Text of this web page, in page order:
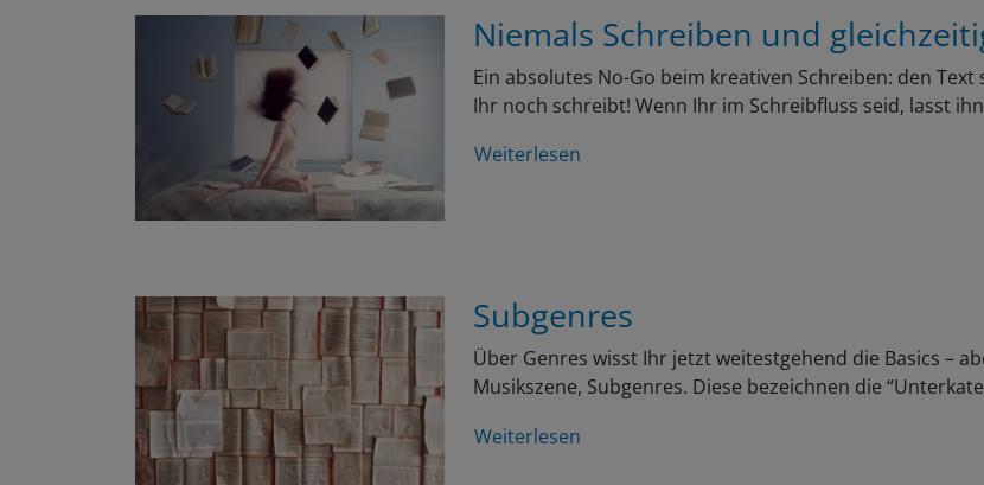
Niemals Schreiben und
Ein absolutes No-Go beim kreativen Schreiben: den
Ihr noch schreibt! Wenn Ihr im Schreibfluss seid, lasst ihn
Weiterlesen
Subgenres
Über Genres wisst Ihr jetzt weitestgehend die Basics –
Musikszene, Subgenres. Diese bezeichnen die
Weiterlesen